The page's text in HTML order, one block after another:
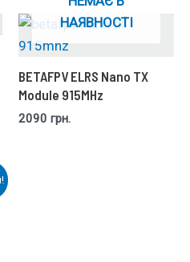
НАЯВНОСТІ
BETAFPV ELRS Nano TX
Module 915MHz
2090 грн.